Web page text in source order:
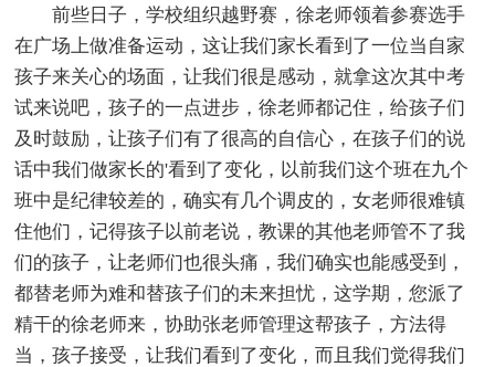
前些日子，学校组织越野赛，徐老师领着参赛选手
在广场上做准备运动，这让我们家长看到了一位当自家
孩子来关心的场面，让我们很是感动，就拿这次其中考
试来说吧，孩子的一点进步，徐老师都记住，给孩子们
及时鼓励，让孩子们有了很高的自信心，在孩子们的说
话中我们做家长的'看到了变化，以前我们这个班在九个
班中是纪律较差的，确实有几个调皮的，女老师很难镇
住他们，记得孩子以前老说，教课的其他老师管不了我
们的孩子，让老师们也很头痛，我们确实也能感受到，
都替老师为难和替孩子们的未来担忧，这学期，您派了
精干的徐老师来，协助张老师管理这帮孩子，方法得
当，孩子接受，让我们看到了变化，而且我们觉得我们